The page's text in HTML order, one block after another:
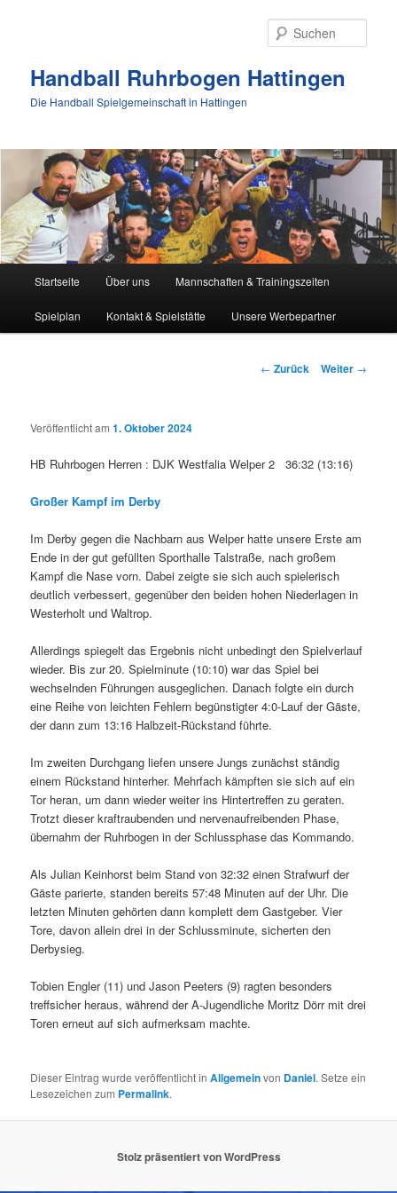
Handball Ruhrbogen Hattingen
Die Handball Spielgemeinschaft in Hattingen
Startseite Über uns Mannschaften & Trainingszeiten
Spielplan Kontakt & Spielstätte Unsere Werbepartner
Beitrags-
← Zurück Weiter →
Veröffentlicht am1. Oktober 2024
HB Ruhrbogen Herren : DJK Westfalia Welper 2 36:32 (13:16)
Großer Kampf im Derby
Im Derby gegen die Nachbarn aus Welper hatte unsere Erste am
Ende in der gut gefüllten Sporthalle Talstraße, nach großem
Kampf die Nase vorn. Dabei zeigte sie sich auch spielerisch
deutlich verbessert, gegenüber den beiden hohen Niederlagen in
Westerholt und Waltrop.
Allerdings spiegelt das Ergebnis nicht unbedingt den Spielverlauf
wieder. Bis zur 20. Spielminute (10:10) war das Spiel bei
wechselnden Führungen ausgeglichen. Danach folgte ein durch
eine Reihe von leichten Fehlern begünstigter 4:0-Lauf der Gäste,
der dann zum 13:16 Halbzeit-Rückstand führte.
Im zweiten Durchgang liefen unsere Jungs zunächst ständig
einem Rückstand hinterher. Mehrfach kämpften sie sich auf ein
Tor heran, um dann wieder weiter ins Hintertreffen zu geraten.
Trotzt dieser kraftraubenden und nervenaufreibenden Phase,
übernahm der Ruhrbogen in der Schlussphase das Kommando.
Als Julian Keinhorst beim Stand von 32:32 einen Strafwurf der
Gäste parierte, standen bereits 57:48 Minuten auf der Uhr. Die
letzten Minuten gehörten dann komplett dem Gastgeber. Vier
Tore, davon allein drei in der Schlussminute, sicherten den
Derbysieg.
Tobien Engler (11) und Jason Peeters (9) ragten besonders
treffsicher heraus, während der A-Jugendliche Moritz Dörr mit drei
Toren erneut auf sich aufmerksam machte.
Dieser Eintrag wurde veröffentlicht inAllgemeinvon Daniel. Setze ein
Lesezeichen zum Permalink.
Stolz präsentiert von WordPress